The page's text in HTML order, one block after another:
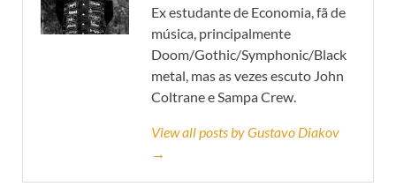
Ex estudante de Economia, fã de
música, principalmente
Doom/Gothic/Symphonic/Black
metal, mas as vezes escuto John
Coltrane e Sampa Crew.
View all posts by Gustavo Diakov
→